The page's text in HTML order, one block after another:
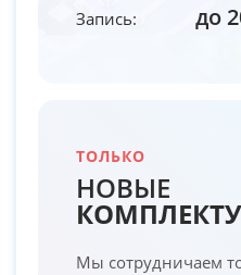
Запись: до
ТОЛЬКО
НОВЫЕ
Мы сотрудничаем